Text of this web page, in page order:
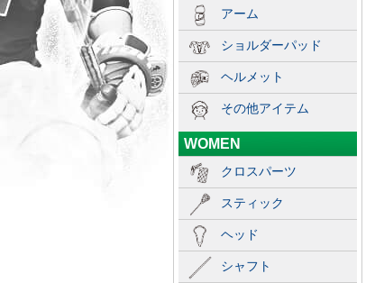
アーム
ショルダーパッド
ヘルメット
その他アイテム
WOMEN
クロスパーツ
スティック
ヘッド
シャフト